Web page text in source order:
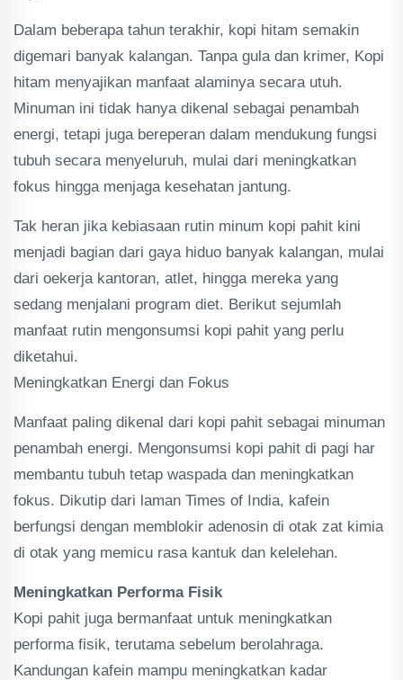
Dalam beberapa tahun terakhir, kopi hitam semakin
digemari banyak kalangan. Tanpa gula dan krimer, Kopi
hitam menyajikan manfaat alaminya secara utuh.
Minuman ini tidak hanya dikenal sebagai penambah
energi, tetapi juga bereperan dalam mendukung fungsi
tubuh secara menyeluruh, mulai dari meningkatkan
fokus hingga menjaga kesehatan jantung.
Tak heran jika kebiasaan rutin minum kopi pahit kini
menjadi bagian dari gaya hiduo banyak kalangan, mulai
dari oekerja kantoran, atlet, hingga mereka yang
sedang menjalani program diet. Berikut sejumlah
manfaat rutin mengonsumsi kopi pahit yang perlu
diketahui.
Meningkatkan Energi dan Fokus
Manfaat paling dikenal dari kopi pahit sebagai minuman
penambah energi. Mengonsumsi kopi pahit di pagi har
membantu tubuh tetap waspada dan meningkatkan
fokus. Dikutip dari laman Times of India, kafein
berfungsi dengan memblokir adenosin di otak zat kimia
di otak yang memicu rasa kantuk dan kelelehan.
Meningkatkan Performa Fisik
Kopi pahit juga bermanfaat untuk meningkatkan
performa fisik, terutama sebelum berolahraga.
Kandungan kafein mampu meningkatkan kadar